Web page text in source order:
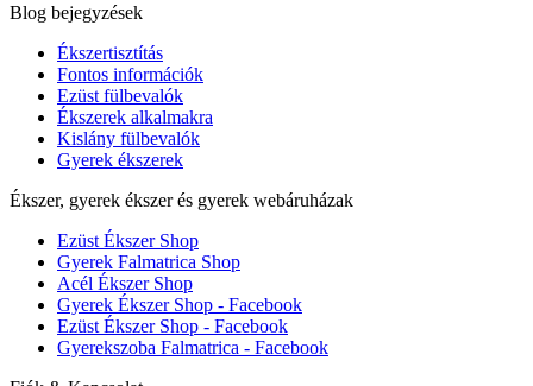
Blog bejegyzések
Ékszertisztítás
Fontos információk
Ezüst fülbevalók
Ékszerek alkalmakra
Kislány fülbevalók
Gyerek ékszerek
Ékszer, gyerek ékszer és gyerek webáruházak
Ezüst Ékszer Shop
Gyerek Falmatrica Shop
Acél Ékszer Shop
Gyerek Ékszer Shop - Facebook
Ezüst Ékszer Shop - Facebook
Gyerekszoba Falmatrica - Facebook